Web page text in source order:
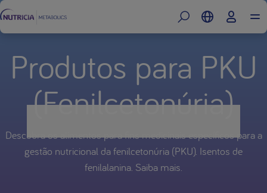
Produtos para PKU
(Fenilcetonúria)
Descubra os alimentos para fins medicinais específicos para a
gestão nutricional da fenilcetonúria (PKU). Isentos de
fenilalanina. Saiba mais.